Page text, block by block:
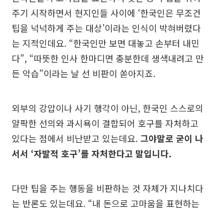
주기 시작하면서 현지인들 사이에 ‘한국인은 무조건
팁을 넉넉하게 주는 대상’이라는 인식이 박혀버렸다
는 지적인데요. “한국인만 보면 대놓고 손부터 내민
다”, “따뜻한 인사 한마디면 충분한데 생색내려고 만
든 악습”이라는 날 선 비판이 쏟아지죠.
외부의 강압이나 사기 행각이 아닌, 한국인 스스로의
얄팍한 선의와 과시욕이 결합되어 호구를 자처하고
있다는 점에서 비난받고 있는데요. 그야말로 굳이 나
서서 ‘자발적 호구’를 자처한다고 말입니다.
다만 팁을 주는 행동을 비판하는 것 자체가 지나치다
는 반론도 있는데요. “내 돈으로 고마움을 표현하는